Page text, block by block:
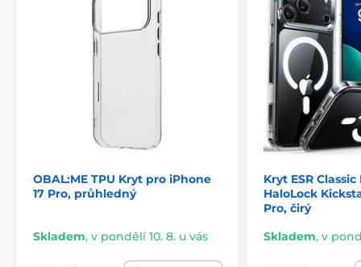
Materiál: PC + TPU
Flexibilita: Střední
Bezdrátové nabíjení: Ano
MagSafe kompatibilita: Ano
OBAL:ME TPU Kryt pro iPhone
17 Pro, průhledný
Skladem, v pondělí 10. 8. u vás
Kryt ESR
HaloLock
Pro, čirý
Skladem, v